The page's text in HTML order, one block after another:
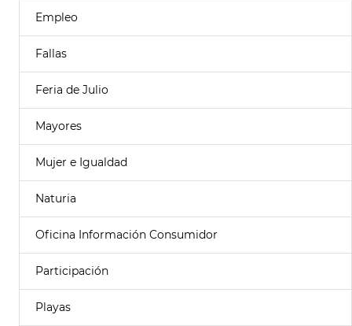
Empleo
Fallas
Feria de Julio
Mayores
Mujer e Igualdad
Naturia
Oficina Información Consumidor
Participación
Playas